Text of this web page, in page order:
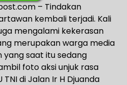
– Tindakan
kembali terjadi. Kali
mengalami kekerasan
merupakan warga media
yang saat itu sedang
foto aksi unjuk rasa
di Jalan Ir H Djuanda